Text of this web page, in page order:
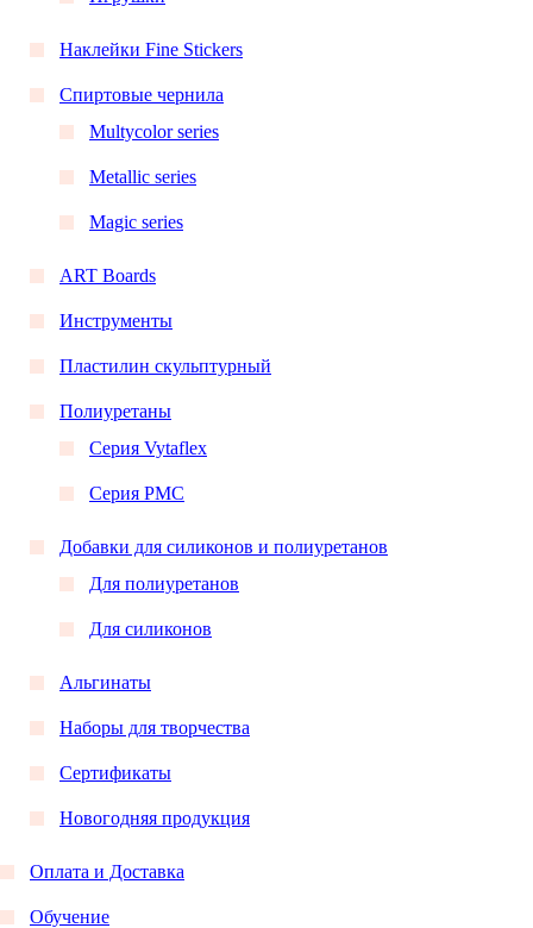
Наклейки Fine Stickers
Спиртовые чернила
Multycolor series
Metallic series
Magic series
ART Boards
Инструменты
Пластилин скульптурный
Полиуретаны
Серия Vytaflex
Серия PMC
Добавки для силиконов и полиуретанов
Для полиуретанов
Для силиконов
Альгинаты
Наборы для творчества
Сертификаты
Новогодняя продукция
Оплата и Доставка
Обучение